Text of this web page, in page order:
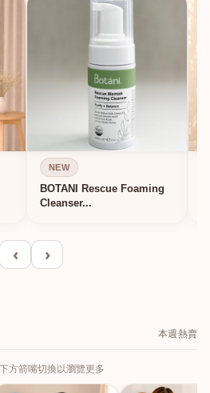
NEW
BOTANI Rescue Foaming
Cleanser...
‹ ›
本週熱賣
方箭嘴切換以瀏覽更多